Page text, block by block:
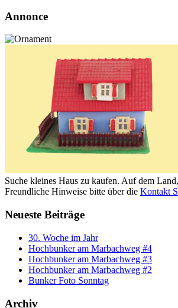
Annonce
Suche kleines Haus zu kaufen. Auf dem
Freundliche Hinweise bitte über die Kontakt
Neueste Beiträge
30. Woche im Jahr
Hochbunker am Marbachweg #4
Hochbunker am Marbachweg #3
Hochbunker am Marbachweg #2
Bunker Foto Sonntag
Archiv